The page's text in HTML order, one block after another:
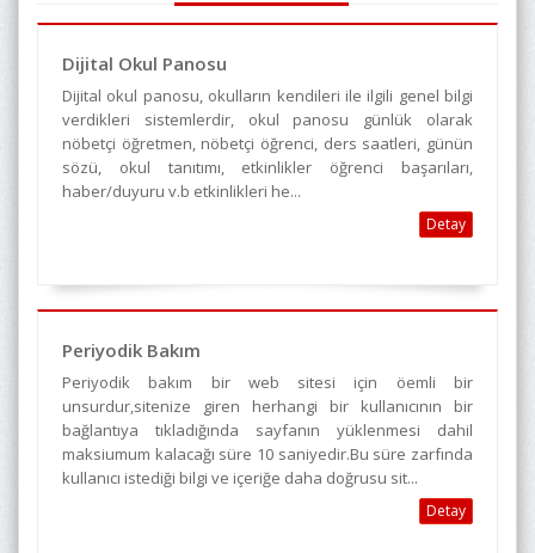
Dijital Okul Panosu
Dijital okul panosu, okulların kendileri ile ilgili genel bilgi
verdikleri sistemlerdir, okul panosu günlük olarak
nöbetçi öğretmen, nöbetçi öğrenci, ders saatleri, günün
sözü, okul tanıtımı, etkinlikler öğrenci başarıları,
haber/duyuru v.b etkinlikleri he...
Detay
Periyodik Bakım
Periyodik bakım bir web sitesi için öemli bir
unsurdur,sitenize giren herhangi bir kullanıcının bir
bağlantıya tıkladığında sayfanın yüklenmesi dahil
maksiumum kalacağı süre 10 saniyedir.Bu süre zarfında
kullanıcı istediği bilgi ve içeriğe daha doğrusu sit...
Detay